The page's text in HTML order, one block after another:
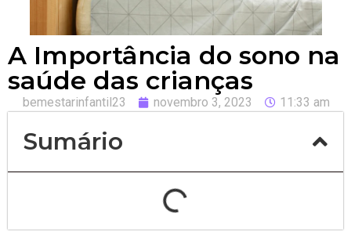
A Importância do sono na
saúde das crianças
bemestarinfantil23 novembro 3, 2023 11:33 am
Sumário